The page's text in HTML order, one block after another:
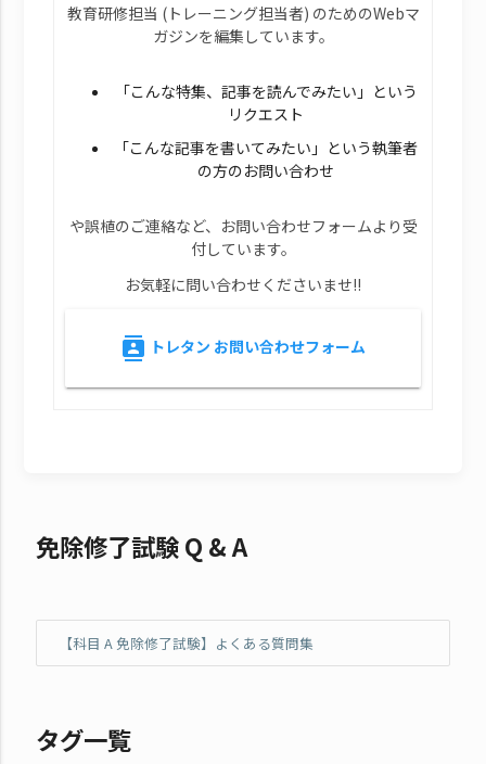
教育研修担当 (トレーニング担当者) のためのWebマ
ガジンを編集しています。
「こんな特集、記事を読んでみたい」という
リクエスト
「こんな記事を書いてみたい」という執筆者
の方のお問い合わせ
や誤植のご連絡など、お問い合わせフォームより受
付しています。
お気軽に問い合わせくださいませ!!
contacts トレタン お問い合わせフォーム
免除修了試験 Q & A
【科目 A 免除修了試験】よくある質問集
タグ一覧